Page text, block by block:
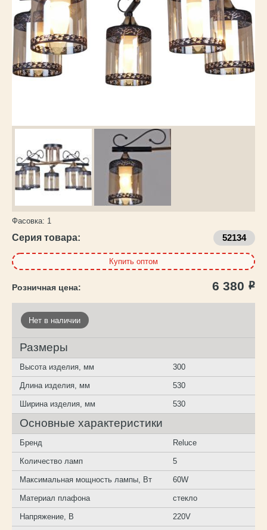
Каталог
товаров
Фасовка: 1
Серия товара: 52134
Купить оптом
6 380 Р
Нет в наличии
Размеры
Высота изделия, мм 300
Длина изделия, мм 530
Ширина изделия, мм 530
Основные характеристики
Бренд Reluce
Количество ламп 5
Максимальная мощность лампы, Вт 60W
Материал плафона стекло
Напряжение, В 220V